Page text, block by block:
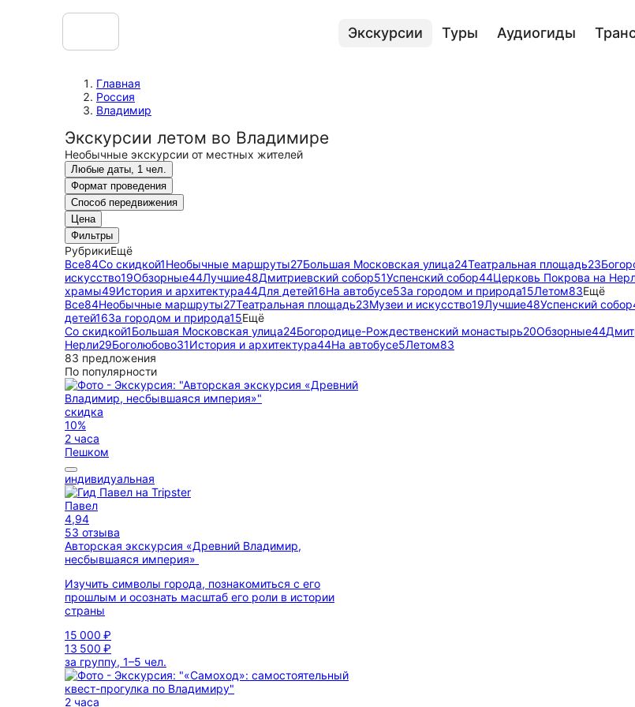
Экскурсии Туры Аудиогиды
Главная
Россия
Владимир
Экскурсии летом во Владимире
Необычные экскурсии от местных жителей
Любые даты, 1 чел.
Формат проведения
Способ передвижения
Цена
Фильтры
РубрикиЕщё
Все84Со скидкой1Необычные маршруты27Большая Московская улица24Театральная площадь23
искусство19Обзорные44Лучшие48Дмитриевский собор51Успенский собор44Церковь Покрова на
храмы49История и архитектура44Для детей16На автобусе5За городом и природа15Летом83Ещё
Все84Необычные маршруты27Театральная площадь23Музеи и искусство19Лучшие48Успенский собор
детей16За городом и природа15Ещё
Со скидкой1Большая Московская улица24Богородице-Рождественский монастырь20Обзорные44
Нерли29Боголюбово31История и архитектура44На автобусе5Летом83
83 предложения
По популярности
скидка
10%
2 часа
Пешком
индивидуальная
Павел
4,94
53 отзыва
Авторская экскурсия «Древний Владимир,
несбывшаяся империя»
Изучить символы города, познакомиться с его
прошлым и осознать масштаб его роли в истории
страны
15 000 ₽
13 500 ₽
за группу, 1–5 чел.
2 часа